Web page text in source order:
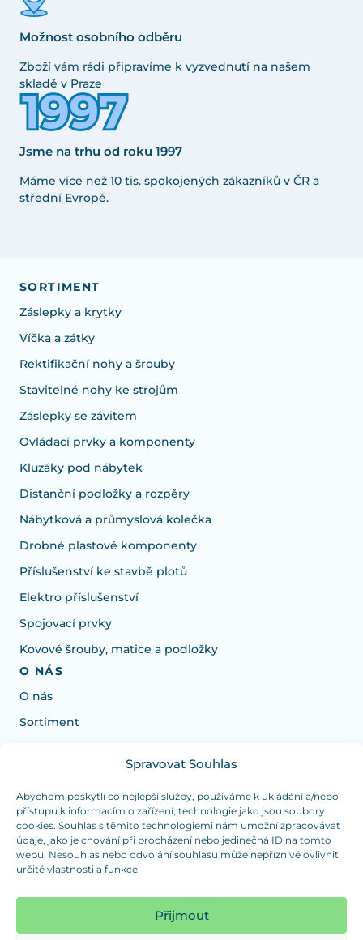
Spravovat Souhlas
Abychom poskytli co nejlepší služby, používáme k ukládání a/nebo
přístupu k informacím o zařízení, technologie jako jsou soubory
cookies. Souhlas s těmito technologiemi nám umožní zpracovávat
údaje, jako je chování při procházení nebo jedinečná ID na tomto
webu. Nesouhlas nebo odvolání souhlasu může nepříznivě ovlivnit
určité vlastnosti a funkce.
Přijmout
Možnost osobního odběru
Zboží vám rádi připravíme k vyzvednutí na našem
skladě v Praze
Jsme na trhu od roku 1997
Máme více než 10 tis. spokojených zákazníků v ČR a
střední Evropě.
SORTIMENT
Záslepky a krytky
Víčka a zátky
Rektifikační nohy a šrouby
Stavitelné nohy ke strojům
Záslepky se závitem
Ovládací prvky a komponenty
Kluzáky pod nábytek
Distanční podložky a rozpěry
Nábytková a průmyslová kolečka
Drobné plastové komponenty
Příslušenství ke stavbě plotů
Elektro příslušenství
Spojovací prvky
Kovové šrouby, matice a podložky
O NÁS
O nás
Sortiment
Potřebujete poradit s výběrem?
Jsme tu pro vás Pondělí-Čtvrtek od: 7:30 - 15:30 hodin
a Pátek od 7:30 - 14:30 hodin
info@dualpraha.cz +420 725 802 767
(platba pouze v hotovosti)
Jsme tu pro vás Pondělí-Čtvrtek od: 7:30 - 15:30 hodin